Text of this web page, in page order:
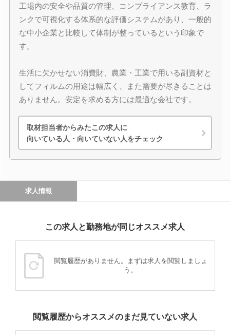
工場内の安全や品質の管理、コンプライアンス教育、ラ
ンクで可視化する体系的な評価システムがあり、一般的
な中小企業と比較して体制が整っているという印象で
す。
生活に欠かせない消費財、農業・工業で用いる副資材と
してフィルムの用途は幅広く、また需要が尽きることは
ありません。安定を求める方には最適な会社です。
取材担当者からみたこの求人に
向いている人・向いていない人をチェック
求人情報
この求人と勤務地が同じオススメ求人
閲覧履歴がありません。まずは求人を閲覧しましょ
う。
閲覧履歴からオススメのまだ見ていない求人